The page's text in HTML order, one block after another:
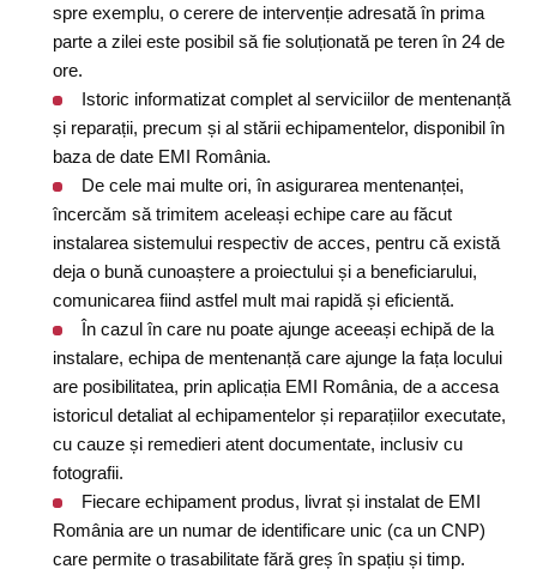
spre exemplu, o cerere de intervenție adresată în prima
parte a zilei este posibil să fie soluționată pe teren în 24 de
ore.
Istoric informatizat complet al serviciilor de mentenanță
și reparații, precum și al stării echipamentelor, disponibil în
baza de date EMI România.
De cele mai multe ori, în asigurarea mentenanței,
încercăm să trimitem aceleași echipe care au făcut
instalarea sistemului respectiv de acces, pentru că există
deja o bună cunoaștere a proiectului și a beneficiarului,
comunicarea fiind astfel mult mai rapidă și eficientă.
În cazul în care nu poate ajunge aceeași echipă de la
instalare, echipa de mentenanță care ajunge la fața locului
are posibilitatea, prin aplicația EMI România, de a accesa
istoricul detaliat al echipamentelor și reparațiilor executate,
cu cauze și remedieri atent documentate, inclusiv cu
fotografii.
Fiecare echipament produs, livrat și instalat de EMI
România are un numar de identificare unic (ca un CNP)
care permite o trasabilitate fără greș în spațiu și timp.